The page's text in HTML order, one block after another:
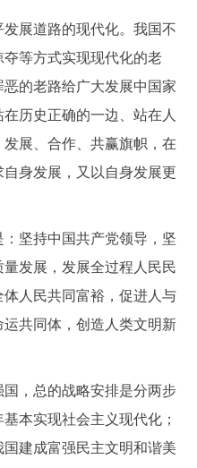
道路的现代化。我国不
等方式实现现代化的老
的老路给广大发展中国家
历史正确的一边、站在人
展、合作、共赢旗帜，在
身发展，又以自身发展更
坚持中国共产党领导，坚
发展，发展全过程人民民
人民共同富裕，促进人与
共同体，创造人类文明新
，总的战略安排是分两步
本实现社会主义现代化；
建成富强民主文明和谐美